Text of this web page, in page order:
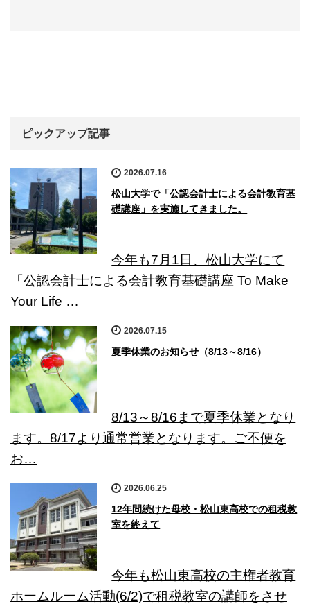
ピックアップ記事
2026.07.16
松山大学で「公認会計士による会計教育基
礎講座」を実施してきました。
今年も7月1日、松山大学にて
「公認会計士による会計教育基礎講座 To Make
Your Life …
2026.07.15
夏季休業のお知らせ（8/13～8/16）
8/13～8/16まで夏季休業となり
ます。8/17より通常営業となります。ご不便を
お…
2026.06.25
12年間続けた母校・松山東高校での租税教
室を終えて
今年も松山東高校の主権者教育
ホームルーム活動(6/2)で租税教室の講師をさせ